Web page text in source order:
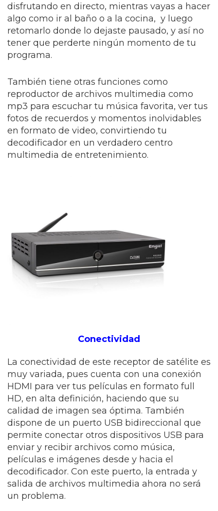
disfrutando en directo, mientras vayas a hacer
algo como ir al baño o a la cocina, y luego
retomarlo donde lo dejaste pausado, y así no
tener que perderte ningún momento de tu
programa.
También tiene otras funciones como
reproductor de archivos multimedia como
mp3 para escuchar tu música favorita, ver tus
fotos de recuerdos y momentos inolvidables
en formato de video, convirtiendo tu
decodificador en un verdadero centro
multimedia de entretenimiento.
Conectividad
La conectividad de este receptor de satélite es
muy variada, pues cuenta con una conexión
HDMI para ver tus películas en formato full
HD, en alta definición, haciendo que su
calidad de imagen sea óptima. También
dispone de un puerto USB bidireccional que
permite conectar otros dispositivos USB para
enviar y recibir archivos como música,
películas e imágenes desde y hacia el
decodificador. Con este puerto, la entrada y
salida de archivos multimedia ahora no será
un problema.